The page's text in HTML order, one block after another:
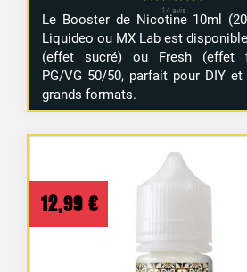
Le Booster de Nicotine 10ml
Liquideo ou MX Lab est
(effet sucré) ou Fresh (effet
PG/VG 50/50, parfait pour DIY et
grands formats.
12,99 €